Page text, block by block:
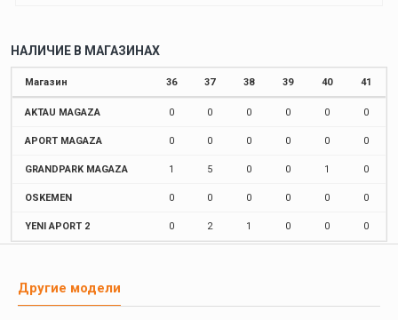
НАЛИЧИЕ В МАГАЗИНАХ
Магазин 36 37 38 39 40 41
AKTAU MAGAZA 0 0 0 0 0 0
APORT MAGAZA 0 0 0 0 0 0
GRANDPARK MAGAZA 1 5 0 0 1 0
OSKEMEN 0 0 0 0 0 0
YENI APORT 2 0 2 1 0 0 0
Другие модели